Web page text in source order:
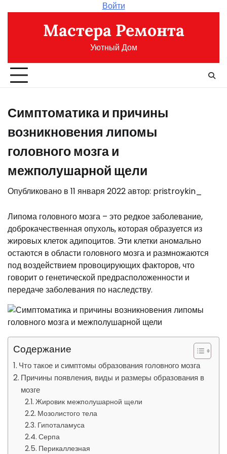
содержимому
Войти
Мастера Ремонта
Уютный Дом
Симптоматика и причины
возникновения липомы
головного мозга и
межполушарной щели
Опубликовано в 11 января 2022автор: pristroykin_
Липома головного мозга – это редкое заболевание,
доброкачественная опухоль, которая образуется из
жировых клеток адипоцитов. Эти клетки аномально
остаются в области головного мозга и размножаются
под воздействием провоцирующих факторов, что
говорит о генетической предрасположенности и
передаче заболевания по наследству.
Содержание
Что такое и симптомы образования головного мозга
Причины появления, виды и размеры образования в
мозге
Жировик межполушарной щели
Мозолистого тела
Гипоталамуса
Серпа
Перикаллезная